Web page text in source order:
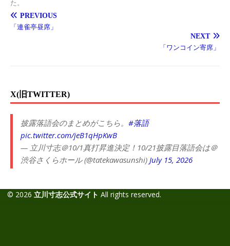
た。
PREVIOUS
「連雀亭昼席」
NEXT
「ワンコイン寄席」
X(旧TWITTER)
披露落語会のまとめがこちら。 #落語
pic.twitter.com/jeB1qHpKwB
— 立川寸志＠10/1真打昇進決定！10/21披露目落語会は＠
渋谷さくらホール (@tatekawasunshi) July 15, 2026
© 2026 立川寸志公式サイト All rights reserved.